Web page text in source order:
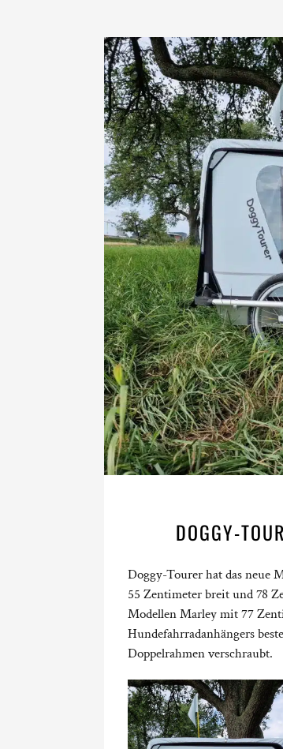
DOGGY-
Doggy-Tourer hat das neue
55 Zentimeter breit und 78
Modellen Marley mit 77
Hundefahrradanhängers
Doppelrahmen verschraubt.